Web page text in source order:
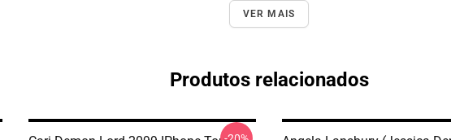
VER MAIS
Produtos relacionados